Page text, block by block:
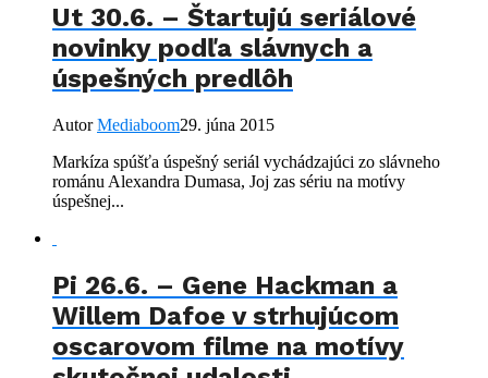
Ut 30.6. – Štartujú seriálové
novinky podľa slávnych a
úspešných predlôh
AutorMediaboom29. júna 2015
Markíza spúšťa úspešný seriál vychádzajúci zo slávneho
románu Alexandra Dumasa, Joj zas sériu na motívy
úspešnej...
Pi 26.6. – Gene Hackman a
Willem Dafoe v strhujúcom
oscarovom filme na motívy